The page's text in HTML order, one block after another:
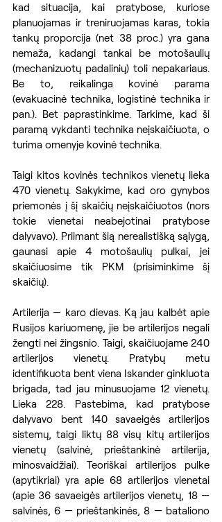
kad situacija, kai pratybose, kuriose
planuojamas ir treniruojamas karas, tokia
tankų proporcija (net 38 proc.) yra gana
nemaža, kadangi tankai be motošaulių
(mechanizuotų padalinių) toli nepakariaus.
Be to, reikalinga kovinė parama
(evakuacinė technika, logistinė technika ir
pan.). Bet paprastinkime. Tarkime, kad ši
paramą vykdanti technika neįskaičiuota, o
turima omenyje kovinė technika.
Taigi kitos kovinės technikos vienetų lieka
470 vienetų. Sakykime, kad oro gynybos
priemonės į šį skaičių neįskaičiuotos (nors
tokie vienetai neabejotinai pratybose
dalyvavo). Priimant šią nerealistišką sąlygą,
gaunasi apie 4 motošaulių pulkai, jei
skaičiuosime tik PKM (prisiminkime šį
skaičių).
Artilerija — karo dievas. Ką jau kalbėt apie
Rusijos kariuomenę, jie be artilerijos negali
žengti nei žingsnio. Taigi, skaičiuojame 240
artilerijos vienetų. Pratybų metu
identifikuota bent viena Iskander ginkluota
brigada, tad jau minusuojame 12 vienetų.
Lieka 228. Pastebima, kad pratybose
dalyvavo bent 140 savaeigės artilerijos
sistemų, taigi liktų 88 visų kitų artilerijos
vienetų (salvinė, prieštankinė artilerija,
minosvaidžiai). Teoriškai artilerijos pulke
(apytikriai) yra apie 68 artilerijos vienetai
(apie 36 savaeigės artilerijos vienetų, 18 —
salvinės, 6 — prieštankinės, 8 — bataliono